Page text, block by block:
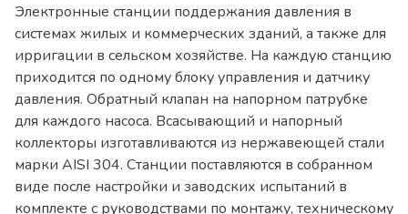
Электронные станции поддержания давления в
системах жилых и коммерческих зданий, а также для
ирригации в сельском хозяйстве. На каждую станцию
приходится по одному блоку управления и датчику
давления. Обратный клапан на напорном патрубке
для каждого насоса. Всасывающий и напорный
коллекторы изготавливаются из нержавеющей стали
марки AISI 304. Станции поставляются в собранном
виде после настройки и заводских испытаний в
комплекте с руководствами по монтажу, техническому